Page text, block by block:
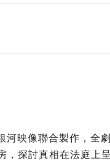
映像聯合製作，全
，探討真相在法庭上